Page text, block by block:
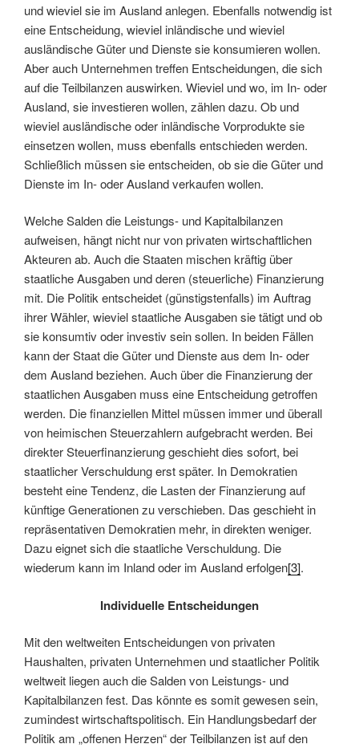
und wieviel sie im Ausland anlegen. Ebenfalls notwendig ist
eine Entscheidung, wieviel inländische und wieviel
ausländische Güter und Dienste sie konsumieren wollen.
Aber auch Unternehmen treffen Entscheidungen, die sich
auf die Teilbilanzen auswirken. Wieviel und wo, im In- oder
Ausland, sie investieren wollen, zählen dazu. Ob und
wieviel ausländische oder inländische Vorprodukte sie
einsetzen wollen, muss ebenfalls entschieden werden.
Schließlich müssen sie entscheiden, ob sie die Güter und
Dienste im In- oder Ausland verkaufen wollen.
Welche Salden die Leistungs- und Kapitalbilanzen
aufweisen, hängt nicht nur von privaten wirtschaftlichen
Akteuren ab. Auch die Staaten mischen kräftig über
staatliche Ausgaben und deren (steuerliche) Finanzierung
mit. Die Politik entscheidet (günstigstenfalls) im Auftrag
ihrer Wähler, wieviel staatliche Ausgaben sie tätigt und ob
sie konsumtiv oder investiv sein sollen. In beiden Fällen
kann der Staat die Güter und Dienste aus dem In- oder
dem Ausland beziehen. Auch über die Finanzierung der
staatlichen Ausgaben muss eine Entscheidung getroffen
werden. Die finanziellen Mittel müssen immer und überall
von heimischen Steuerzahlern aufgebracht werden. Bei
direkter Steuerfinanzierung geschieht dies sofort, bei
staatlicher Verschuldung erst später. In Demokratien
besteht eine Tendenz, die Lasten der Finanzierung auf
künftige Generationen zu verschieben. Das geschieht in
repräsentativen Demokratien mehr, in direkten weniger.
Dazu eignet sich die staatliche Verschuldung. Die
wiederum kann im Inland oder im Ausland erfolgen[3].
Individuelle Entscheidungen
Mit den weltweiten Entscheidungen von privaten
Haushalten, privaten Unternehmen und staatlicher Politik
weltweit liegen auch die Salden von Leistungs- und
Kapitalbilanzen fest. Das könnte es somit gewesen sein,
zumindest wirtschaftspolitisch. Ein Handlungsbedarf der
Politik am „offenen Herzen“ der Teilbilanzen ist auf den